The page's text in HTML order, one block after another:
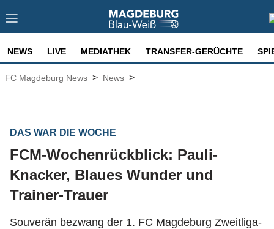
NEWS LIVE MEDIATHEK TRANSFER-GERÜCHTE
FC Magdeburg News > News >
DAS WAR DIE WOCHE
FCM-Wochenrückblick: Pauli-
Knacker, Blaues Wunder und
Trainer-Trauer
Souverän bezwang der 1. FC Magdeburg Zweitliga-